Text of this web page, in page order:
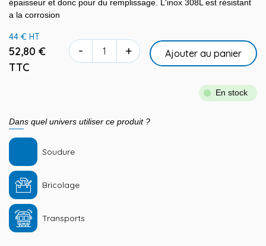
épaisseur et donc pour du remplissage. L'inox 308L est résistant
a la corrosion
44 € HT
52,80 €
TTC
- + Ajouter au panier
En stock
Dans quel univers utiliser ce produit ?
Soudure
Bricolage
Transports